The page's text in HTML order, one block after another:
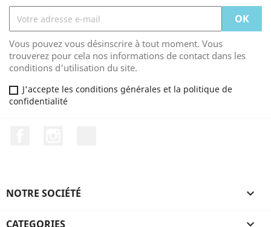
Vous pouvez vous désinscrire à tout moment. Vous
trouverez pour cela nos informations de contact dans les
conditions d'utilisation du site.
J'accepte les conditions générales et la politique de
confidentialité
NOTRE SOCIÉTÉ 
CATEGORIES